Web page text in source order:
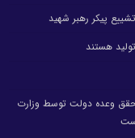
پیکر رهبر شهید
هستند
وعده دولت توسط وزارت